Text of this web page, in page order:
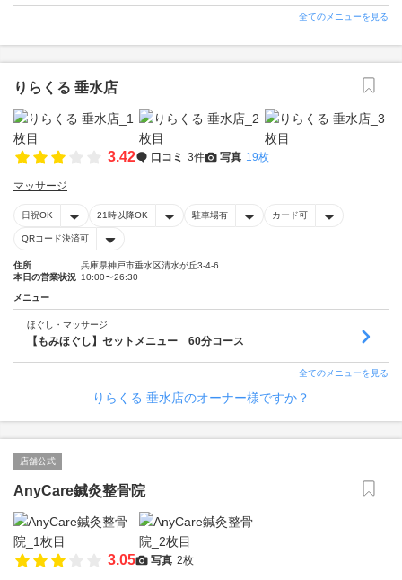
全てのメニューを見る
りらくる 垂水店
3.42 口コミ 3件 写真 19枚
マッサージ
日祝OK 21時以降OK 駐車場有 カード可
QRコード決済可
住所
兵庫県神戸市垂水区清水が丘3-4-6
本日の営業状況 10:00〜26:30
メニュー
ほぐし・マッサージ
【もみほぐし】セットメニュー 60分コース
全てのメニューを見る
りらくる 垂水店のオーナー様ですか？
店舗公式
AnyCare鍼灸整骨院
3.05 写真 2枚